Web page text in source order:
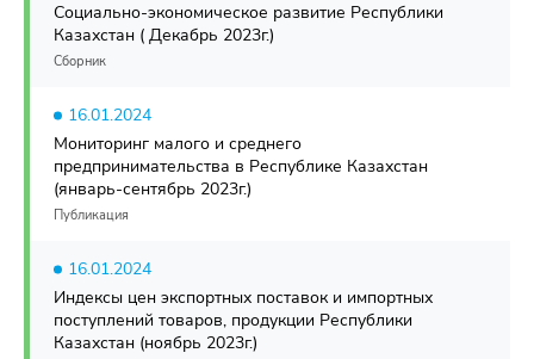
Социально-экономическое развитие Республики
Казахстан ( Декабрь 2023г.)
Сборник
16.01.2024
Мониторинг малого и среднего
предпринимательства в Республике Казахстан
(январь-сентябрь 2023г.)
Публикация
16.01.2024
Индексы цен экспортных поставок и импортных
поступлений товаров, продукции Республики
Казахстан (ноябрь 2023г.)